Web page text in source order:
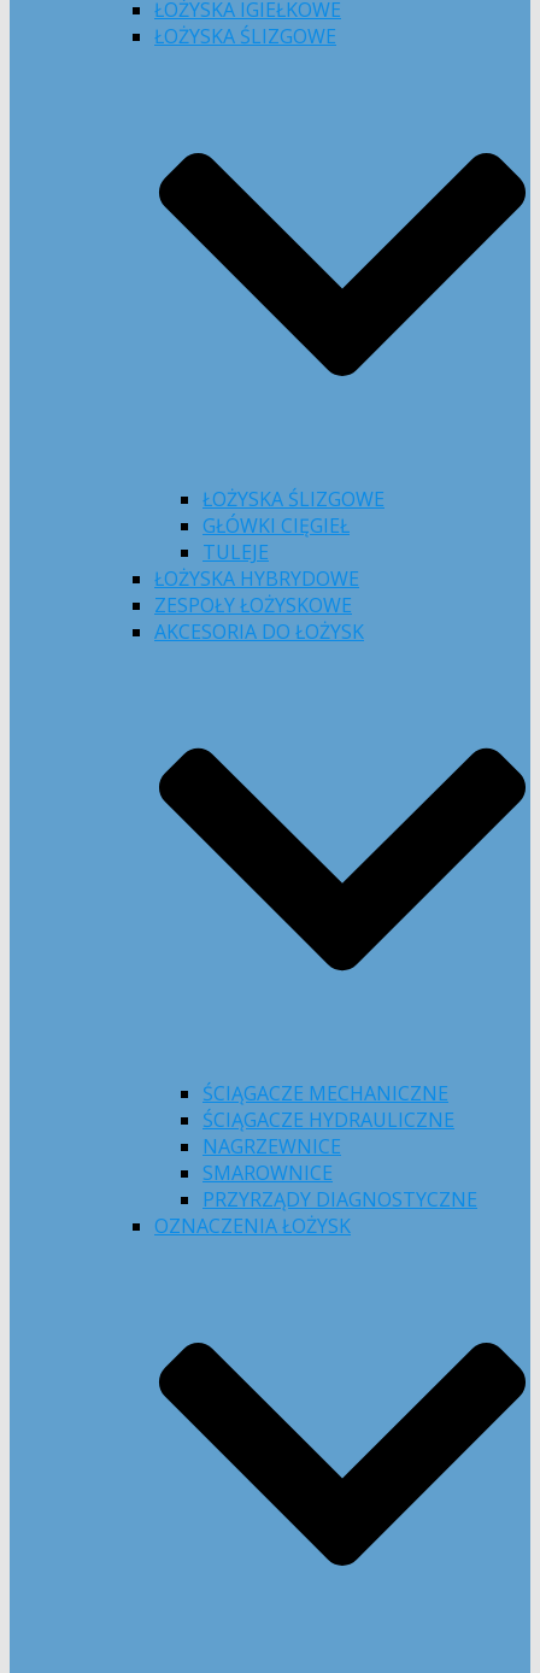
ŁOŻYSKA IGIEŁKOWE
ŁOŻYSKA ŚLIZGOWE
ŁOŻYSKA ŚLIZGOWE
GŁÓWKI CIĘGIEŁ
TULEJE
ŁOŻYSKA HYBRYDOWE
ZESPOŁY ŁOŻYSKOWE
AKCESORIA DO ŁOŻYSK
ŚCIĄGACZE MECHANICZNE
ŚCIĄGACZE HYDRAULICZNE
NAGRZEWNICE
SMAROWNICE
PRZYRZĄDY DIAGNOSTYCZNE
OZNACZENIA ŁOŻYSK